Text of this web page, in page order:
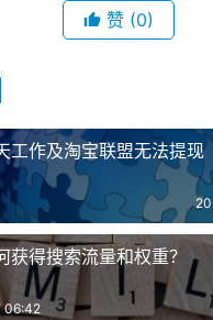
那样呢?企业支付宝开淘
纳一千元的保证金，并且
假如不愿开实体店的情况
对淘宝企业店铺又有
司店铺所必须花销的额度
销也挺多的，总之是依
起伏。
家一般人的意识里边
赞 (0)
工作及淘宝联盟无法提现
获得搜索流量和权重？
06:42